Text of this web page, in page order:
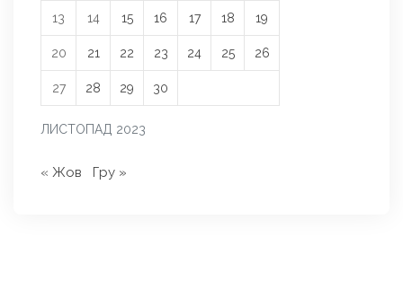
ЛИСТОПАД 2023
13 14 15 16 17 18 19
20 21 22 23 24 25 26
27 28 29 30
« Жов Гру »